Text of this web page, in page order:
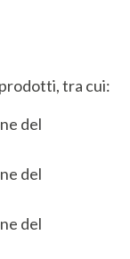
tra cui:
del
del
del